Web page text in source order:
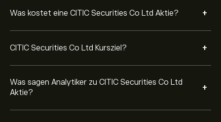
Was kostet eine CITIC Securities Co Ltd Aktie? +
CITIC Securities Co Ltd Kursziel? +
Was sagen Analytiker zu CITIC Securities Co Ltd
Aktie?
+